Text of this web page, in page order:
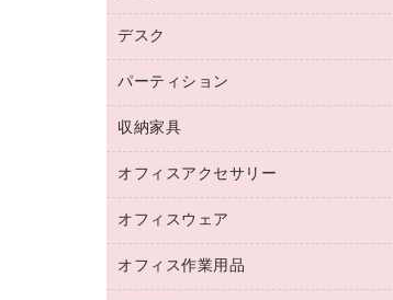
インクカートリッジ
ハガキ用紙
その他コピー用紙・プリンタ用紙
コピー用紙
ネットワーク／ＬＡＮ機器
ネットワーク／ＬＡＮアクセサリー
セキュリティ用品
ＵＳＢハブ／ＵＳＢアクセサリー
ＯＡフィルター
ＯＡクリーナー／エアダスター
ファクシミリ
デジタルカメラ
スキャナー
コピー機
ＣＤ－ＲＷ
ＣＤ－Ｒ
メディア収納用品
応接イス・ベンチ
オフィスチェア
デスク
ミーティングテーブル
デスク
カウンター
パーティション
ホワイトボード・黒板
収納家具
保管庫・書庫
ロッカー・下駄箱
その他収納
オフィスアクセサリー
オフィスアクセサリー
オフィスウェア
医療・介護・ワーキングウェア
オフィス作業用品